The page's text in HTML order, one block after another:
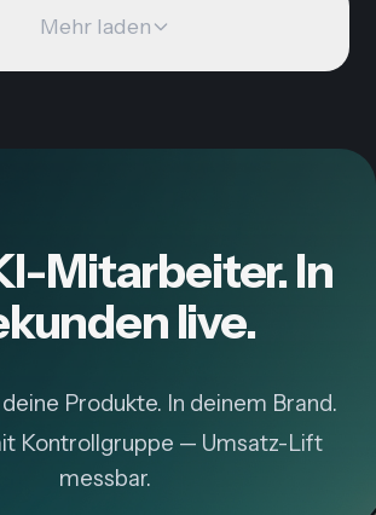
Mehr laden
Mitarbeiter. In
live.
Produkte. In deinem Brand.
Kontrollgruppe — Umsatz-Lift
messbar.